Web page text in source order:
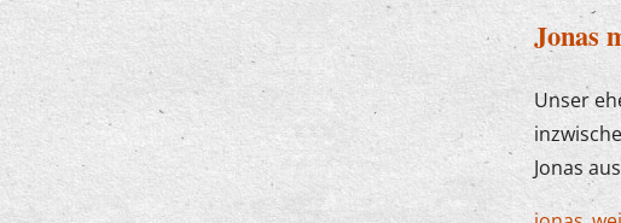
Jonas
Unser
Jonas